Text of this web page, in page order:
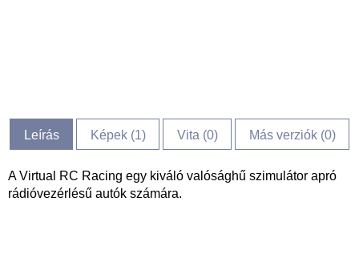
Leírás Képek (1) Vita (0) Más verziók (0)
A Virtual RC Racing egy kiváló valósághű szimulátor apró
rádióvezérlésű autók számára.